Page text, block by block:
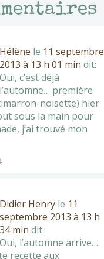
Hélène le 11 septembre
2013 à 13 h 01 min dit:
Oui, c’est déjà
l’automne… première
noisette) hier
sous la main pour
j’ai trouvé mon
↓
Didier Henry le 11
septembre 2013 à 13 h
34 min dit:
Oui, l’automne arrive…
recette aux